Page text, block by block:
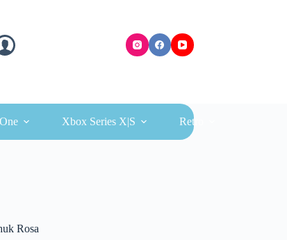
Xbox Series X|S Retro
Rosa